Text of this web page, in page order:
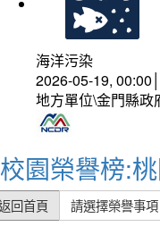
海洋污染
2026-05-19,
地方單位\金門縣
校園榮譽榜:
回首頁 請選擇榮譽事項